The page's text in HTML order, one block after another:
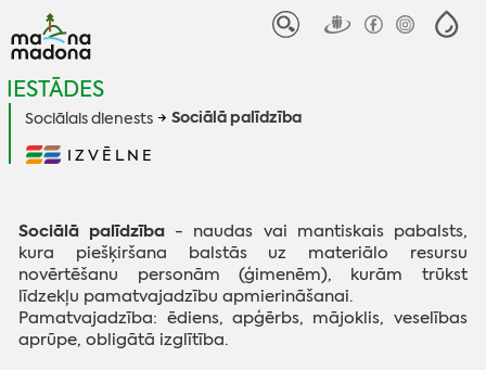
IESTĀDES
Sociālais dienests Sociālā palīdzība
IZVĒLNE
Sociālā palīdzība - naudas vai mantiskais pabalsts,
kura piešķiršana balstās uz materiālo resursu
novērtēšanu personām (ģimenēm), kurām trūkst
līdzekļu pamatvajadzību apmierināšanai.
Pamatvajadzība: ēdiens, apģērbs, mājoklis, veselības
aprūpe, obligātā izglītība.